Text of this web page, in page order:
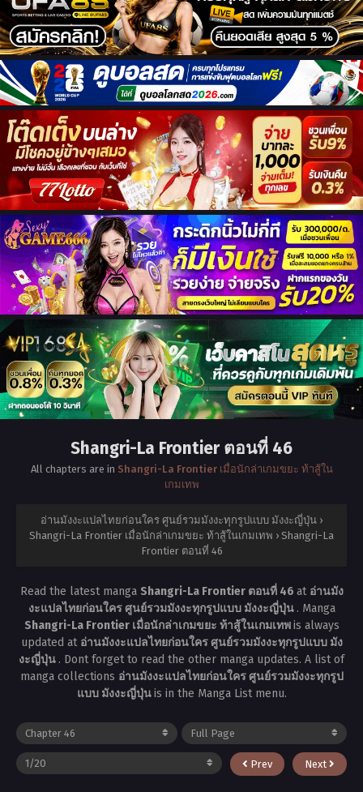
Shangri-La Frontier ตอนที่ 46
All chapters are in Shangri-La Frontier เมื่อนักล่าเกมขยะ ท้าสู้ใน
เกมเทพ
อ่านมังงะแปลไทยก่อนใคร ศูนย์รวมมังงะทุกรูปแบบ มังงะญี่ปุ่น ›
Shangri-La Frontier เมื่อนักล่าเกมขยะ ท้าสู้ในเกมเทพ › Shangri-La
Frontier ตอนที่ 46
Read the latest manga Shangri-La Frontier ตอนที่ 46 at อ่านมัง
งะแปลไทยก่อนใคร ศูนย์รวมมังงะทุกรูปแบบ มังงะญี่ปุ่น . Manga
Shangri-La Frontier เมื่อนักล่าเกมขยะ ท้าสู้ในเกมเทพis always
updated at อ่านมังงะแปลไทยก่อนใคร ศูนย์รวมมังงะทุกรูปแบบ มัง
งะญี่ปุ่น . Dont forget to read the other manga updates. A list of
manga collections อ่านมังงะแปลไทยก่อนใคร ศูนย์รวมมังงะทุกรูป
แบบ มังงะญี่ปุ่นis in the Manga List menu.
Prev Next